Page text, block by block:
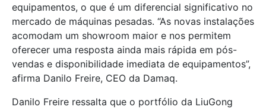
equipamentos, o que é um diferencial significativo no
mercado de máquinas pesadas. “As novas instalações
acomodam um showroom maior e nos permitem
oferecer uma resposta ainda mais rápida em pós-
vendas e disponibilidade imediata de equipamentos”,
afirma Danilo Freire, CEO da Damaq.
Danilo Freire ressalta que o portfólio da LiuGong